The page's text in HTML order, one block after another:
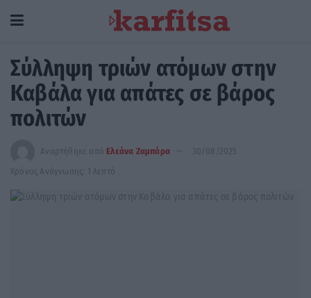
Σύλληψη τριών ατόμων στην
Καβάλα για απάτες σε βάρος
πολιτών
Αναρτήθηκε από Ελεάνα Ζαμπάρα
30/08/2025
Χρόνος Ανάγνωσης: 1 λεπτό